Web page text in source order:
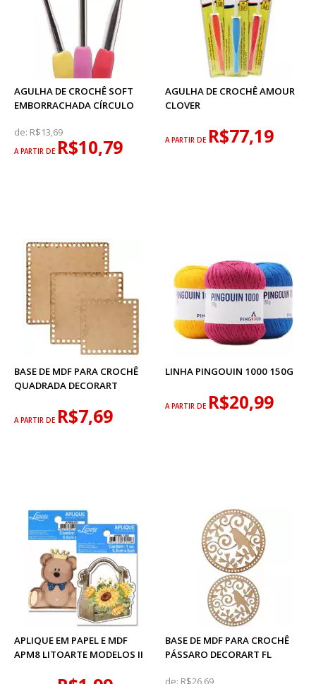
AGULHA DE CROCHÊ SOFT
EMBORRACHADA CÍRCULO
de: R$13,69
A PARTIR DE R$10,79
AGULHA DE CROCHÊ AMOUR
CLOVER
A PARTIR DE R$77,19
BASE DE MDF PARA CROCHÊ
QUADRADA DECORART
A PARTIR DE R$7,69
LINHA PINGOUIN 1000 150G
A PARTIR DE R$20,99
APLIQUE EM PAPEL E MDF
APM8 LITOARTE MODELOS II
BASE DE MDF PARA CROCHÊ
PÁSSARO DECORART FL
de: R$26,69